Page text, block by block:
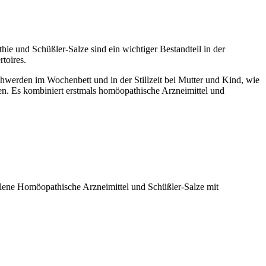
und Schüßler-Salze sind ein wichtiger Bestandteil in der
im Wochenbett und in der Stillzeit bei Mutter und Kind, wie
Es kombiniert erstmals homöopathische Arzneimittel und
Homöopathische Arzneimittel und Schüßler-Salze mit